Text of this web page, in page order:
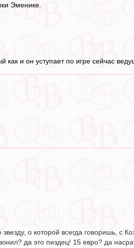
Эменике.
и он уступает по игре сейчас
о которой всегда говоришь, с
да это пиздец! 15 евро? да